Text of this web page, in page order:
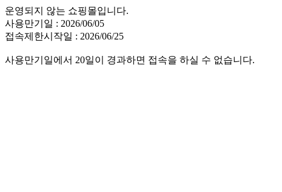
운영되지 않는 쇼핑몰입니다.
사용만기일 : 2026/06/05
접속제한시작일 : 2026/06/25
사용만기일에서 20일이 경과하면 접속을 하실 수 없습니다.